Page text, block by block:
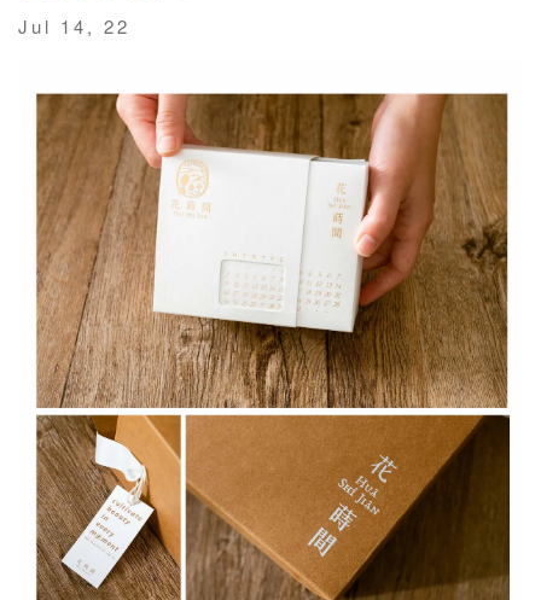
Jul 14, 22